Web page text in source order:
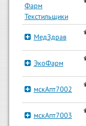
Фарм
Текстильщики
МедЗдрав
ЭкоФарм
мскАпт7002
мскАпт7003